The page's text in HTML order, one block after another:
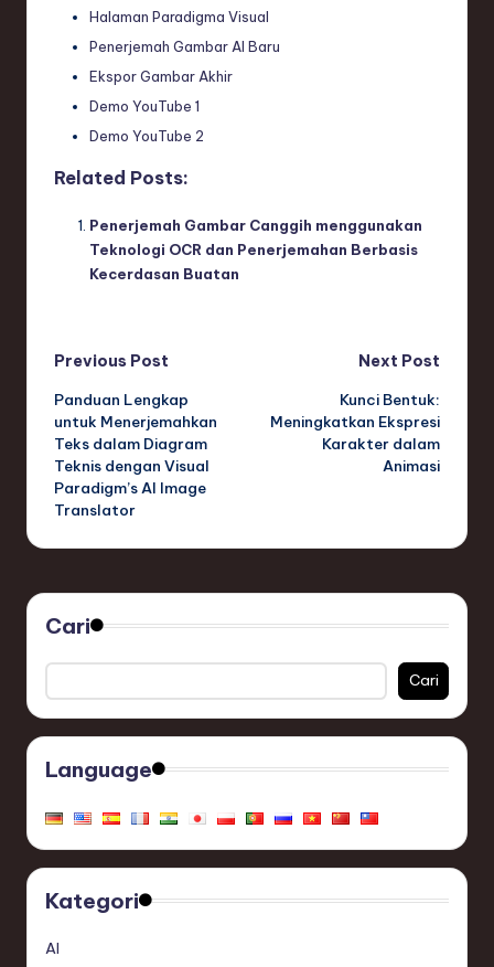
Halaman Paradigma Visual
Penerjemah Gambar AI Baru
Ekspor Gambar Akhir
Demo YouTube 1
Demo YouTube 2
Related Posts:
Penerjemah Gambar Canggih menggunakan
Teknologi OCR dan Penerjemahan Berbasis
Kecerdasan Buatan
Post
navigation
Previous Post
Panduan Lengkap
untuk Menerjemahkan
Teks dalam Diagram
Teknis dengan Visual
Paradigm’s AI Image
Translator
Next Post
Kunci Bentuk:
Meningkatkan Ekspresi
Karakter dalam
Animasi
Cari
Cari
Language
Kategori
AI